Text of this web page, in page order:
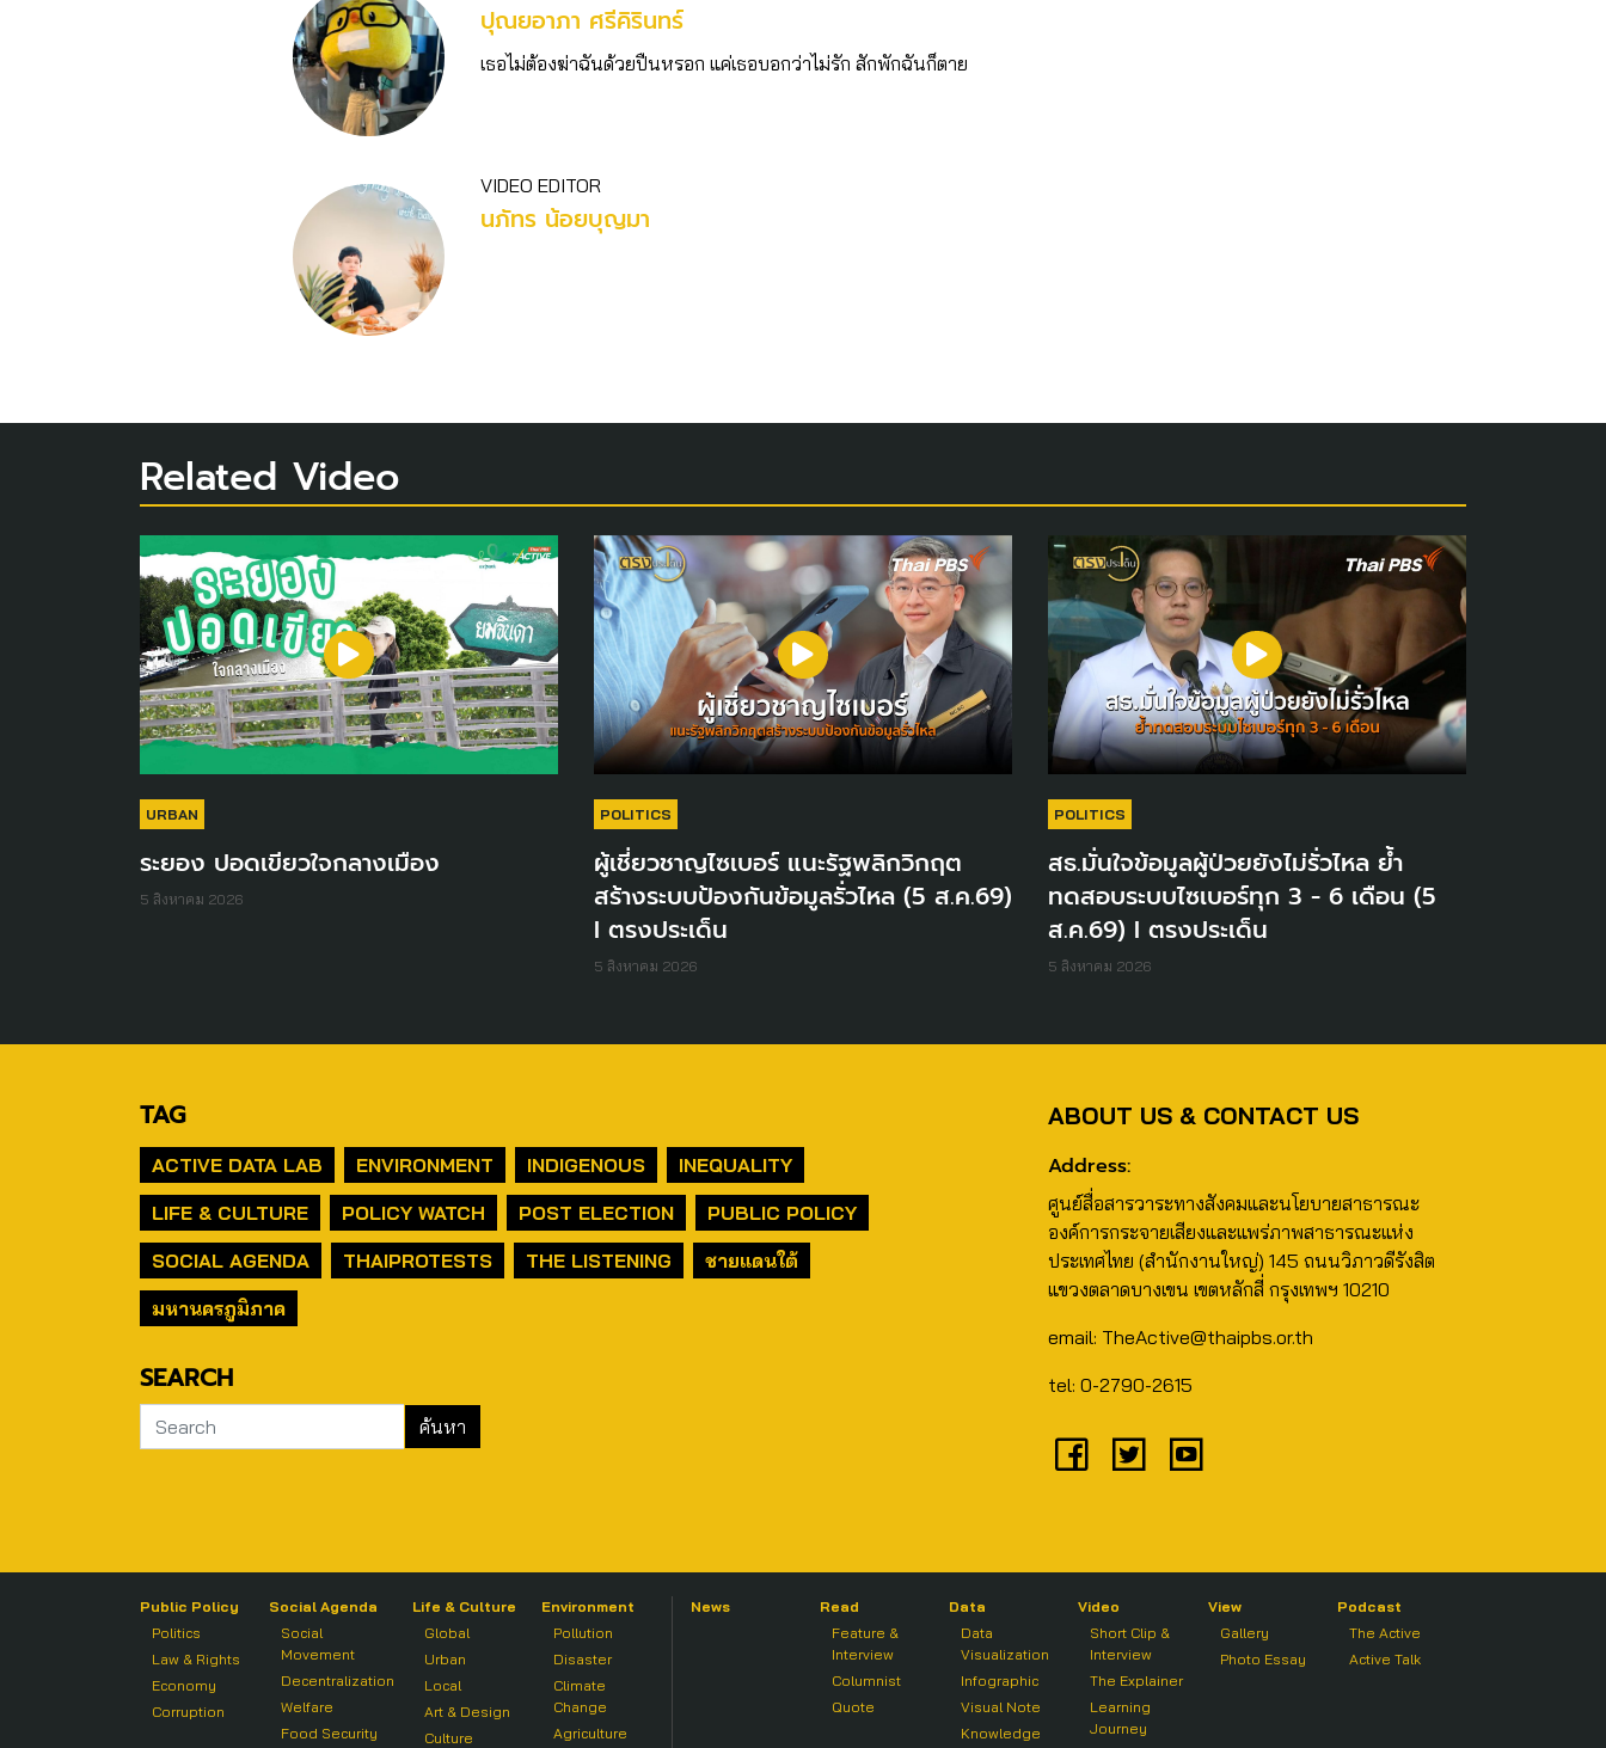
ปุณยอาภา ศรีคิรินทร์
เธอไม่ต้องฆ่าฉันด้วยปืนหรอก แค่เธอบอกว่าไม่รัก สักพักฉันก็ตาย
VIDEO EDITOR
นภัทร น้อยบุญมา
Related Video
URBAN
ระยอง ปอดเขียวใจกลางเมือง
5 สิงหาคม 2026
POLITICS
ผู้เชี่ยวชาญไซเบอร์ แนะรัฐพลิกวิกฤต
สร้างระบบป้องกันข้อมูลรั่วไหล (5 ส.ค.69)
I ตรงประเด็น
5 สิงหาคม 2026
POLITICS
สธ.มั่นใจข้อมูลผู้ป่วยยังไม่รั่วไหล ย้ำ
ทดสอบระบบไซเบอร์ทุก 3 - 6 เดือน (5
ส.ค.69) I ตรงประเด็น
5 สิงหาคม 2026
TAG
ACTIVE DATA LAB ENVIRONMENT INDIGENOUS
INEQUALITY
LIFE & CULTURE
POLICY WATCH POST ELECTION
PUBLIC POLICY
SOCIAL AGENDA
THAIPROTESTS THE LISTENING
ชายแดนใต้
มหานครภูมิภาค
SEARCH
ABOUT US & CONTACT US
Address:
ศูนย์สื่อสารวาระทางสังคมและนโยบายสาธารณะ
องค์การกระจายเสียงและแพร่ภาพสาธารณะแห่ง
ประเทศไทย (สำนักงานใหญ่) 145 ถนนวิภาวดีรังสิต
แขวงตลาดบางเขน เขตหลักสี่ กรุงเทพฯ 10210
email: TheActive@thaipbs.or.th
tel: 0-2790-2615
Public Policy
Politics
Law & Rights
Economy
Corruption
Social Agenda
Social
Movement
Decentralization
Welfare
Food Security
Life & Culture
Global
Urban
Local
Art & Design
Culture
Environment
Pollution
Disaster
Climate
Change
Agriculture
News
Read
Feature &
Interview
Columnist
Quote
Data
Data
Visualization
Infographic
Visual Note
Knowledge
Video
Short Clip &
Interview
The Explainer
Learning
Journey
View
Gallery
Photo Essay
Podcast
The Active
Active Talk